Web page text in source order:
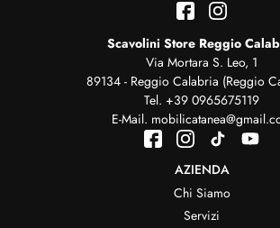
Scavolini Store Reggio
Via Mortara S. Leo, 1
89134 - Reggio Calabria (Reggio
Tel. +39 0965675119
E-Mail.
AZIENDA
Chi Siamo
Servizi